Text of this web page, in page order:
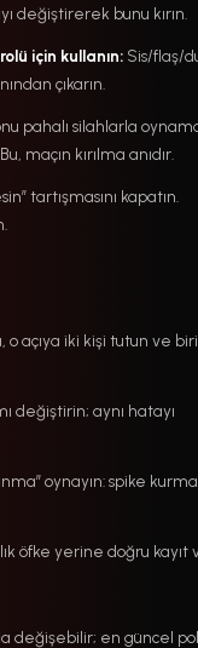
değiştirerek bunu kırın.
için kullanın: Sis/flaş/
çıkarın.
pahalı silahlarla
maçın kırılma anıdır.
tartışmasını kapatın.
o açıya iki kişi tutun ve biri
değiştirin; aynı hatayı
oynayın: spike
öfke yerine doğru kayıt
değişebilir; en güncel